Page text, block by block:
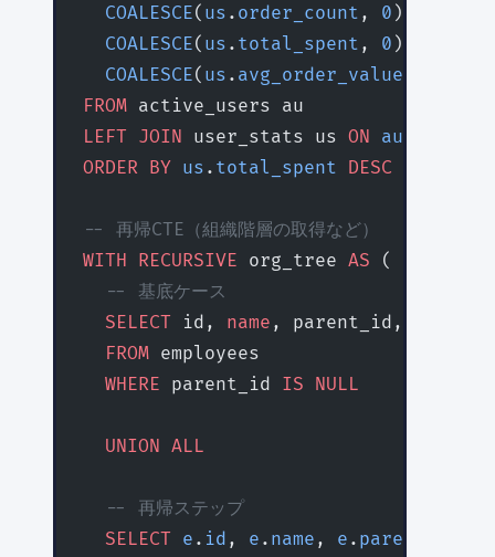
  COALESCE
( us . order_count , 0 )
  COALESCE
( us . total_spent , 0 )
  COALESCE
( us . avg_order_value
FROM active_users au
LEFT JOIN user_stats us ON au
ORDER BY us . total_spent DESC
-- 再帰CTE（組織階層の取得など）
WITH RECURSIVE org_tree AS (
  -- 基底ケース
  SELECT
id, name , parent_id,
  FROM
employees
  WHERE
parent_id IS NULL
  UNION ALL
  -- 再帰ステップ
  SELECT
e . id , e . name , e . parent_id